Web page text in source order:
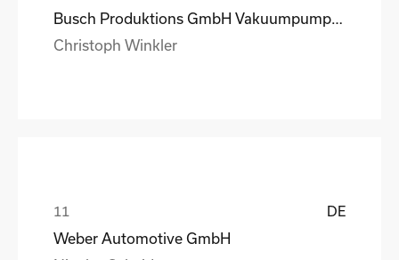
Christoph Winkler
DE
Weber Automotive GmbH